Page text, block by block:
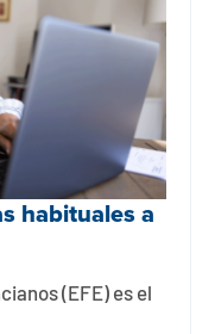
habituales a
(EFE) es el